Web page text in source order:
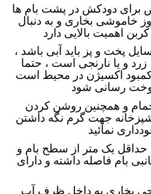
دودکش در پشت بام ها
خاموشی بخاری و به دنبال
اهمیت بالایی دارد
پخت و پز باید آبی باشد ،
و یا نارنجی است ، حتما
اکسیژن در محیط است
رسانی شود
و همچنین روشن کردن
جهت گرم نگه داشتن
نمائید
حداقل یک متر از سطح بام و
بام فاصله داشته و دارای
بخاری به داخل ظرف آب